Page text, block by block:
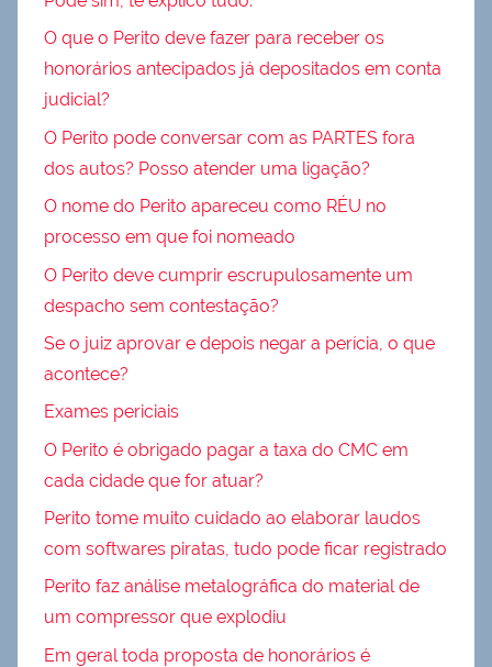
O que o Perito deve fazer para receber os
honorários antecipados já depositados em conta
judicial?
O Perito pode conversar com as PARTES fora
dos autos? Posso atender uma ligação?
O nome do Perito apareceu como RÉU no
processo em que foi nomeado
O Perito deve cumprir escrupulosamente um
despacho sem contestação?
Se o juiz aprovar e depois negar a perícia, o que
acontece?
Exames periciais
O Perito é obrigado pagar a taxa do CMC em
cada cidade que for atuar?
Perito tome muito cuidado ao elaborar laudos
com softwares piratas, tudo pode ficar registrado
Perito faz análise metalográfica do material de
um compressor que explodiu
Em geral toda proposta de honorários é